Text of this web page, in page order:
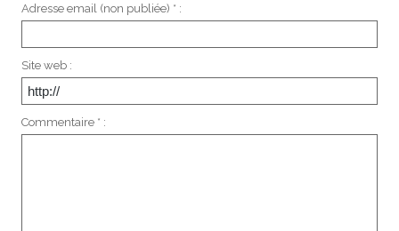
Adresse email (non publiée) * :
Site web :
Commentaire * :